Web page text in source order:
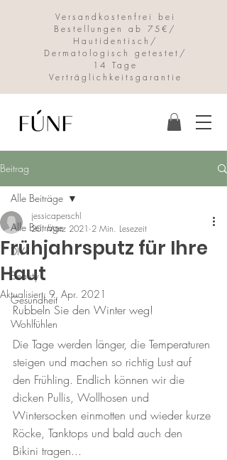
Versandkostenfrei bei
Bestellungen ab 75€/
Hautidentisch/
Dermatologisch getestet/
14 Tage
Verträglichkeitsgarantie
Beitrag
Alle Beiträge
DIY
Beauty
Gesundheit
Wohlfühlen
Alle Beiträge
Frühjahrsputz für Ihre
Haut
jessicaperschl
20. März 2021 2 Min. Lesezeit
Aktualisiert: 9. Apr. 2021
Rubbeln Sie den Winter weg!
Die Tage werden länger, die Temperaturen
steigen und machen so richtig Lust auf
den Frühling. Endlich können wir die
dicken Pullis, Wollhosen und
Wintersocken einmotten und wieder kurze
Röcke, Tanktops und bald auch den
Bikini tragen...